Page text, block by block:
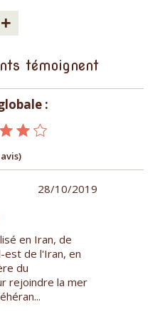
+
témoignent
:
28/10/2019
en Iran, de
est de l'Iran, en
du
rejoindre la mer